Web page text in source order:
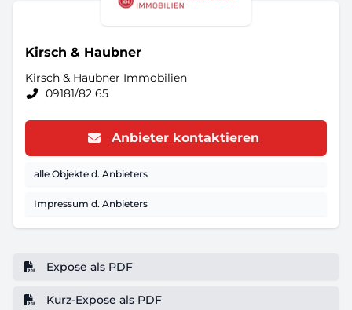
Kirsch & Haubner
Kirsch & Haubner Immobilien
09181/82 65
Anbieter kontaktieren
alle Objekte d. Anbieters
Impressum d. Anbieters
Expose als PDF
Kurz-Expose als PDF